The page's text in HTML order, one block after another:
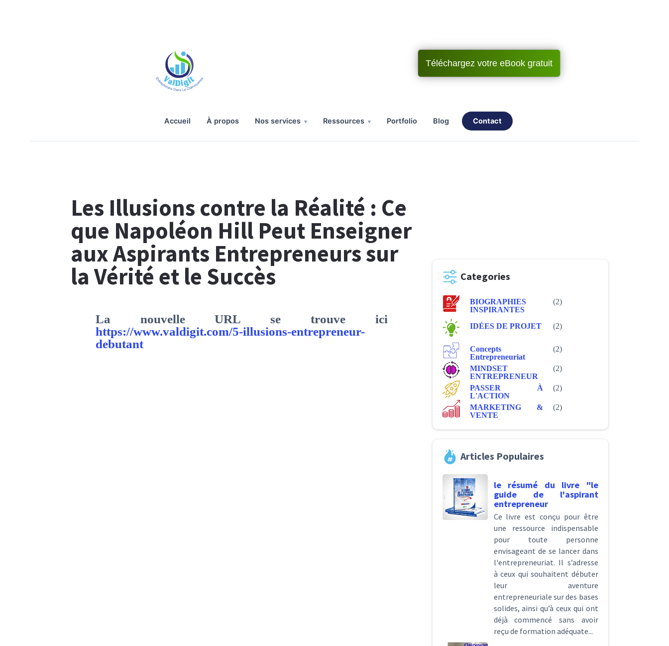
Téléchargez votre eBook gratuit
accueil à propos nos services ressources portfolio blog contact
Les Illusions contre la Réalité : Ce
que Napoléon Hill Peut Enseigner
aux Aspirants Entrepreneurs sur
la Vérité et le Succès
La nouvelle URL se trouve ici
https://www.valdigit.com/5-illusions-entrepreneur-
debutant
Categories
BIOGRAPHIES
INSPIRANTES
(2)
IDÉES DE PROJET (2)
Concepts
Entrepreneuriat
(2)
MINDSET
ENTREPRENEUR
(2)
PASSER À
L'ACTION
(2)
MARKETING &
VENTE
(2)
Articles Populaires
le résumé du livre "le
guide de l'aspirant
entrepreneur
Ce livre est conçu pour être
une ressource indispensable
pour toute personne
envisageant de se lancer dans
l'entrepreneuriat. Il s’adresse
à ceux qui souhaitent débuter
leur aventure
entrepreneuriale sur des bases
solides, ainsi qu’à ceux qui ont
déjà commencé sans avoir
reçu de formation adéquate...